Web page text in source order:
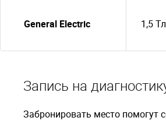
General Electric 1,5 Тл
Запись на
Забронировать место помогут